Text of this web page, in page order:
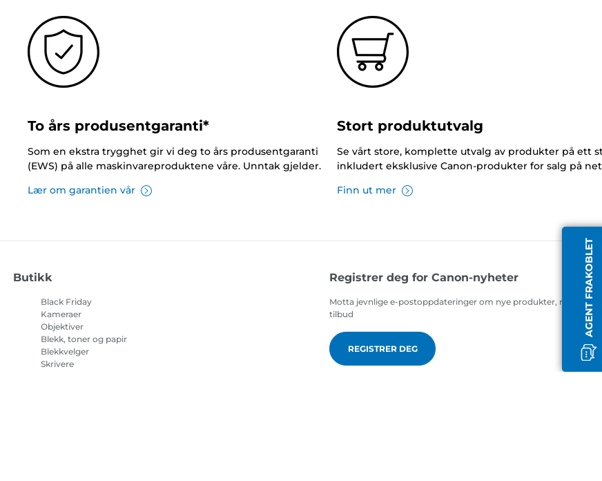
AGENT FRAKOBLET
To års produsentgaranti*
Som en ekstra trygghet gir vi deg to års produsentgaranti
(EWS) på alle maskinvareproduktene våre. Unntak gjelder.
Lær om garantien vår
Stort produktutvalg
Se vårt store, komplette utvalg av produkter på ett
inkludert eksklusive Canon-produkter for salg på
Finn ut mer
Butikk
Black Friday
Kameraer
Objektiver
Blekk, toner og papir
Blekkvelger
Skrivere
Registrer deg for Canon-nyheter
Motta jevnlige e-postoppdateringer om nye produkter, nyttige
tilbud
REGISTRER DEG